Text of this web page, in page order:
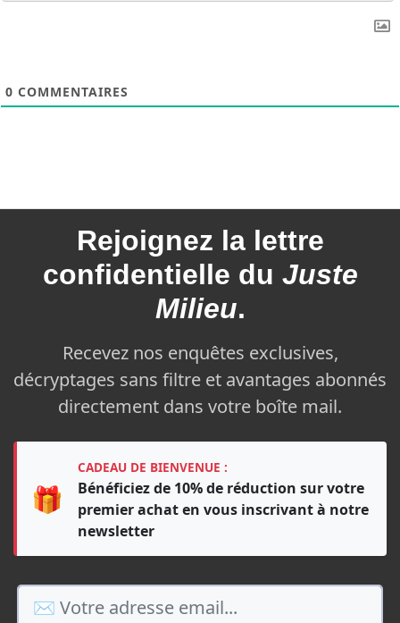
0 COMMENTAIRES
Rejoignez la lettre
confidentielle du Juste
Milieu.
Recevez nos enquêtes exclusives,
décryptages sans filtre et avantages abonnés
directement dans votre boîte mail.
🎁
CADEAU DE BIENVENUE :
Bénéficiez de 10% de réduction sur votre
premier achat en vous inscrivant à notre
newsletter